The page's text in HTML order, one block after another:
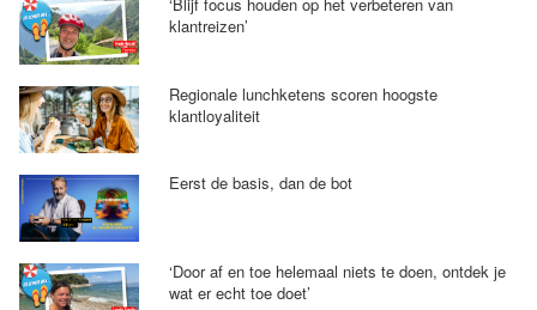
‘Blijf focus houden op het verbeteren van
klantreizen’
Regionale lunchketens scoren hoogste
klantloyaliteit
Eerst de basis, dan de bot
‘Door af en toe helemaal niets te doen, ontdek je
wat er echt toe doet’